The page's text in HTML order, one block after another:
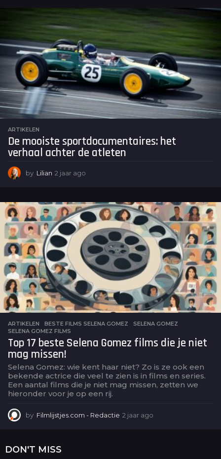
r
g
ARTIKELEN
De mooiste sportdocumentaires: het
verhaal achter de atleten
by Lilian 2 jaar ago
a
r
a
o
ARTIKELEN BESTE FILMS SELENA GOMEZ ,SELENA GOMEZ
SELENA GOMEZ FILMS
Top 17 beste Selena Gomez films die je niet
mag missen!
Selena Gomez: wie kent haar niet? Zo is ze ook een
bekende actrice die veel te zien is in films en series.
Een aantal films die je niet mag missen, zetten we
hieronder voor je op een rij.
by Filmlijstjes.com - Redactie 2 jaar ago
DON'T MISS